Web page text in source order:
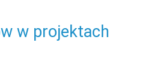
w projektach